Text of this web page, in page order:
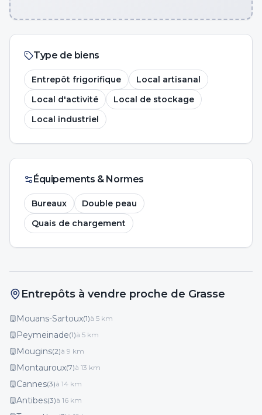
Type de biens
Entrepôt frigorifique
Local artisanal
Local d'activité
Local de stockage
Local industriel
Équipements & Normes
Bureaux
Double peau
Quais de chargement
Entrepôts à vendre proche de Grasse
Mouans-Sartoux(1)à 5 km
Peymeinade(1)à 5 km
Mougins(2)à 9 km
Montauroux(7)à 13 km
Cannes(3)à 14 km
Antibes(3)à 16 km